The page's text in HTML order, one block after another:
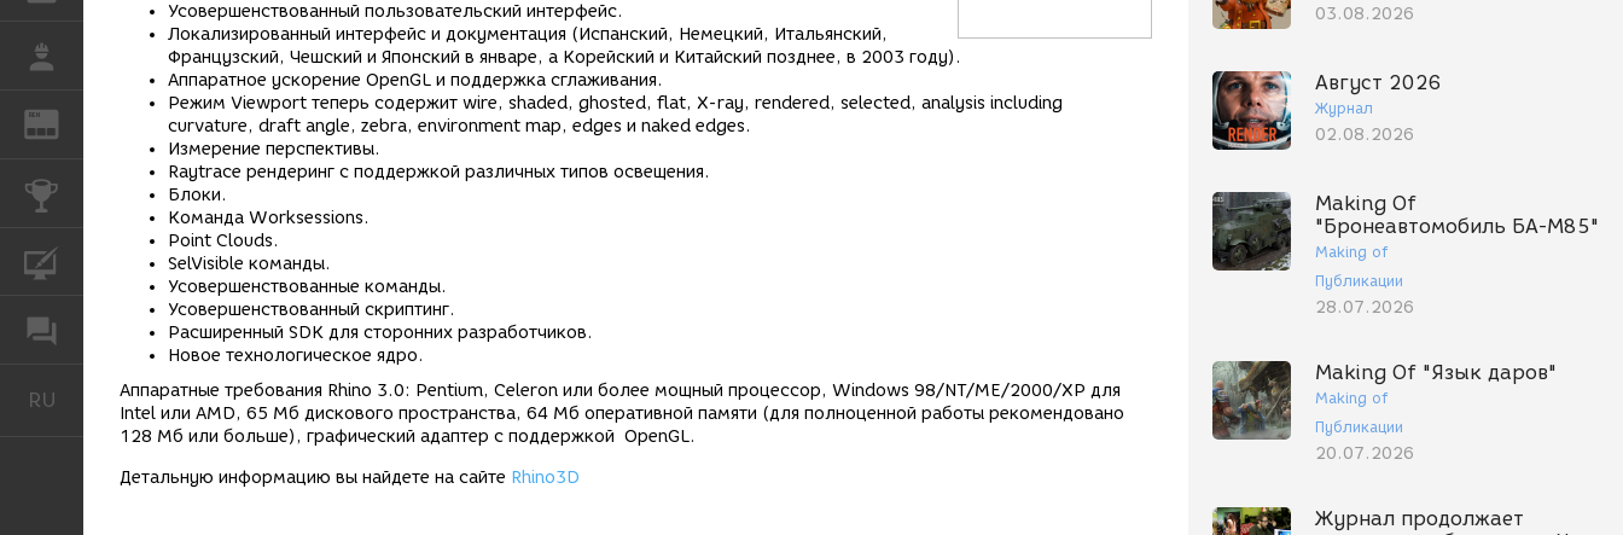
REN
КОНКУРСЫ
RU Русский
03.08.2026
Август 2026
Журнал
02.08.2026
Making Of
"Бронеавтомобиль БА-М85"
Making of
Публикации
28.07.2026
Making Of "Язык даров"
Making of
Публикации
20.07.2026
Журнал продолжает
Усовершенствованный пользовательский интерфейс.
Локализированный интерфейс и документация (Испанский, Немецкий, Итальянский,
Французский, Чешский и Японский в январе, а Корейский и Китайский позднее, в 2003 году).
Аппаратное ускорение OpenGL и поддержка сглаживания.
Режим Viewport теперь содержит wire, shaded, ghosted, flat, X-ray, rendered, selected, analysis including
curvature, draft angle, zebra, environment map, edges и naked edges.
Измерение перспективы.
Raytrace рендеринг с поддержкой различных типов освещения.
Блоки.
Команда Worksessions.
Point Clouds.
SelVisible команды.
Усовершенствованные команды.
Усовершенствованный скриптинг.
Расширенный SDK для сторонних разработчиков.
Новое технологическое ядро.
Аппаратные требования Rhino 3.0: Pentium, Celeron или более мощный процессор, Windows 98/NT/ME/2000/XP для
Intel или AMD, 65 Мб дискового пространства, 64 Мб оперативной памяти (для полноценной работы рекомендовано
128 Мб или больше), графический адаптер с поддержкой OpenGL.
Детальную информацию вы найдете на сайте Rhino3D